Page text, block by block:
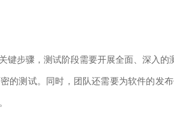
步骤，测试阶段需要开展全面、深入的
的测试。同时，团队还需要为软件的发